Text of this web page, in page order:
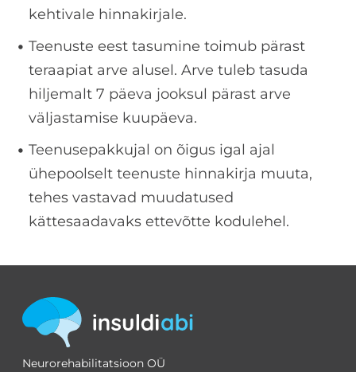
kehtivale hinnakirjale.
Teenuste eest tasumine toimub pärast
teraapiat arve alusel. Arve tuleb tasuda
hiljemalt 7 päeva jooksul pärast arve
väljastamise kuupäeva.
Teenusepakkujal on õigus igal ajal
ühepoolselt teenuste hinnakirja muuta,
tehes vastavad muudatused
kättesaadavaks ettevõtte kodulehel.
Neurorehabilitatsioon OÜ